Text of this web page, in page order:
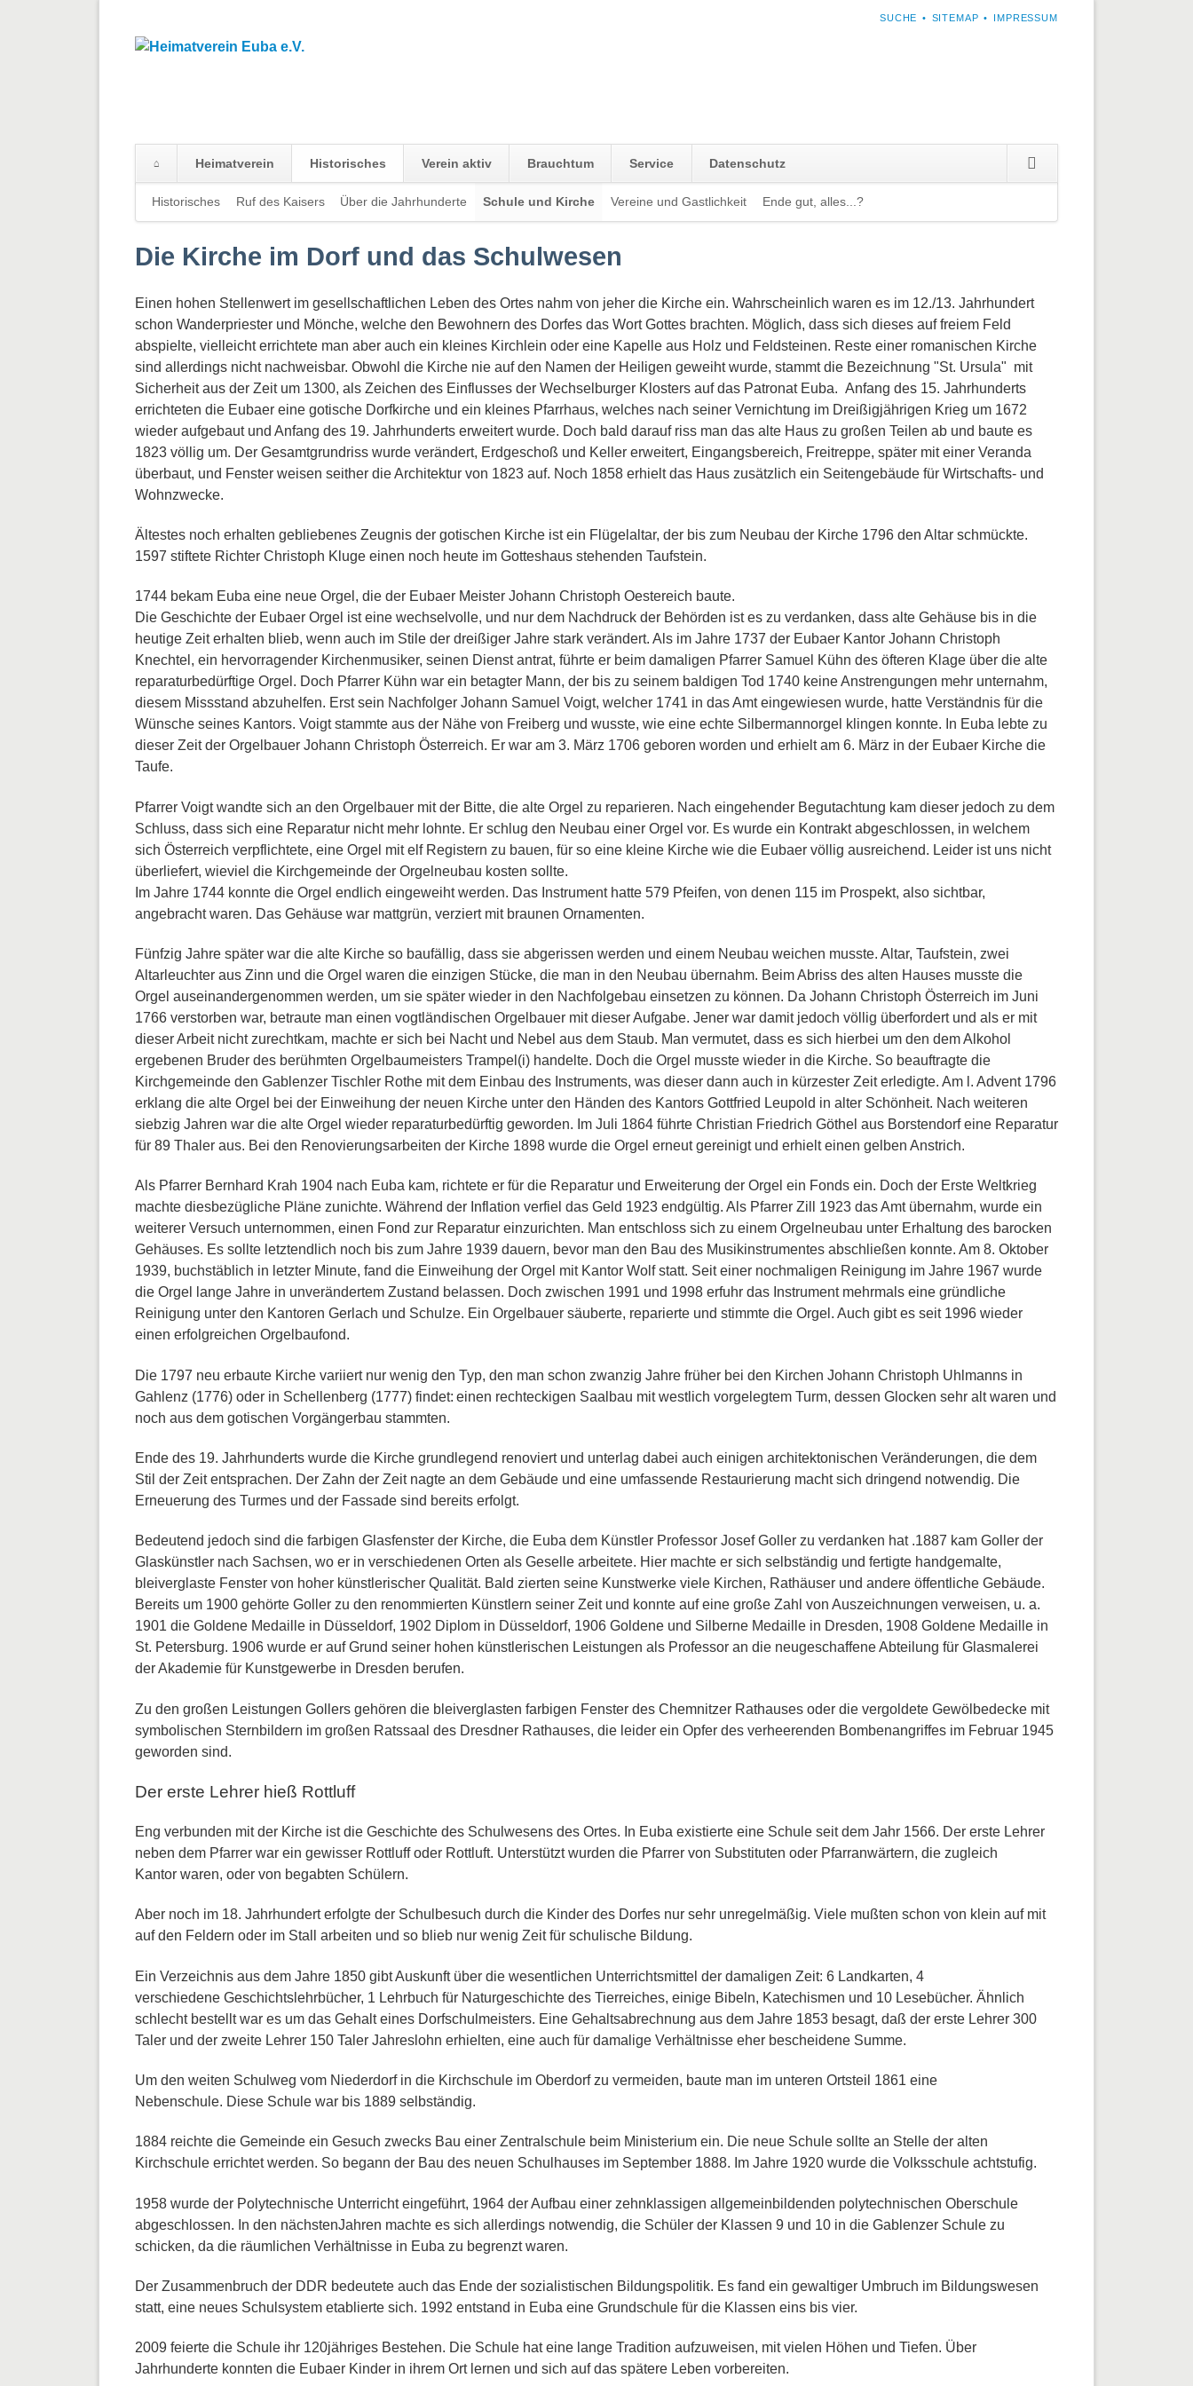
NAVIGATION
SUCHE SITEMAP IMPRESSUM
überspringen
Heimatverein Historisches Verein aktiv Brauchtum Service Datenschutz
überspringen
Historisches Ruf des Kaisers Über die Jahrhunderte Schule und Kirche Vereine und Gastlichkeit Ende gut, alles...?
Die Kirche im Dorf und das Schulwesen
Einen hohen Stellenwert im gesellschaftlichen Leben des Ortes nahm von jeher die Kirche ein. Wahrscheinlich waren es im 12./13. Jahrhundert
schon Wanderpriester und Mönche, welche den Bewohnern des Dorfes das Wort Gottes brachten. Möglich, dass sich dieses auf freiem Feld
abspielte, vielleicht errichtete man aber auch ein kleines Kirchlein oder eine Kapelle aus Holz und Feldsteinen. Reste einer romanischen Kirche
sind allerdings nicht nachweisbar. Obwohl die Kirche nie auf den Namen der Heiligen geweiht wurde, stammt die Bezeichnung "St. Ursula" mit
Sicherheit aus der Zeit um 1300, als Zeichen des Einflusses der Wechselburger Klosters auf das Patronat Euba. Anfang des 15. Jahrhunderts
errichteten die Eubaer eine gotische Dorfkirche und ein kleines Pfarrhaus, welches nach seiner Vernichtung im Dreißigjährigen Krieg um 1672
wieder aufgebaut und Anfang des 19. Jahrhunderts erweitert wurde. Doch bald darauf riss man das alte Haus zu großen Teilen ab und baute es
1823 völlig um. Der Gesamtgrundriss wurde verändert, Erdgeschoß und Keller erweitert, Eingangsbereich, Freitreppe, später mit einer Veranda
überbaut, und Fenster weisen seither die Architektur von 1823 auf. Noch 1858 erhielt das Haus zusätzlich ein Seitengebäude für Wirtschafts- und
Wohnzwecke.
Ältestes noch erhalten gebliebenes Zeugnis der gotischen Kirche ist ein Flügelaltar, der bis zum Neubau der Kirche 1796 den Altar schmückte.
1597 stiftete Richter Christoph Kluge einen noch heute im Gotteshaus stehenden Taufstein.
1744 bekam Euba eine neue Orgel, die der Eubaer Meister Johann Christoph Oestereich baute.
Die Geschichte der Eubaer Orgel ist eine wechselvolle, und nur dem Nachdruck der Behörden ist es zu verdanken, dass alte Gehäuse bis in die
heutige Zeit erhalten blieb, wenn auch im Stile der dreißiger Jahre stark verändert. Als im Jahre 1737 der Eubaer Kantor Johann Christoph
Knechtel, ein hervorragender Kirchenmusiker, seinen Dienst antrat, führte er beim damaligen Pfarrer Samuel Kühn des öfteren Klage über die alte
reparaturbedürftige Orgel. Doch Pfarrer Kühn war ein betagter Mann, der bis zu seinem baldigen Tod 1740 keine Anstrengungen mehr unternahm,
diesem Missstand abzuhelfen. Erst sein Nachfolger Johann Samuel Voigt, welcher 1741 in das Amt eingewiesen wurde, hatte Verständnis für die
Wünsche seines Kantors. Voigt stammte aus der Nähe von Freiberg und wusste, wie eine echte Silbermannorgel klingen konnte. In Euba lebte zu
dieser Zeit der Orgelbauer Johann Christoph Österreich. Er war am 3. März 1706 geboren worden und erhielt am 6. März in der Eubaer Kirche die
Taufe.
Pfarrer Voigt wandte sich an den Orgelbauer mit der Bitte, die alte Orgel zu reparieren. Nach eingehender Begutachtung kam dieser jedoch zu dem
Schluss, dass sich eine Reparatur nicht mehr lohnte. Er schlug den Neubau einer Orgel vor. Es wurde ein Kontrakt abgeschlossen, in welchem
sich Österreich verpflichtete, eine Orgel mit elf Registern zu bauen, für so eine kleine Kirche wie die Eubaer völlig ausreichend. Leider ist uns nicht
überliefert, wieviel die Kirchgemeinde der Orgelneubau kosten sollte.
Im Jahre 1744 konnte die Orgel endlich eingeweiht werden. Das Instrument hatte 579 Pfeifen, von denen 115 im Prospekt, also sichtbar,
angebracht waren. Das Gehäuse war mattgrün, verziert mit braunen Ornamenten.
Fünfzig Jahre später war die alte Kirche so baufällig, dass sie abgerissen werden und einem Neubau weichen musste. Altar, Taufstein, zwei
Altarleuchter aus Zinn und die Orgel waren die einzigen Stücke, die man in den Neubau übernahm. Beim Abriss des alten Hauses musste die
Orgel auseinandergenommen werden, um sie später wieder in den Nachfolgebau einsetzen zu können. Da Johann Christoph Österreich im Juni
1766 verstorben war, betraute man einen vogtländischen Orgelbauer mit dieser Aufgabe. Jener war damit jedoch völlig überfordert und als er mit
dieser Arbeit nicht zurechtkam, machte er sich bei Nacht und Nebel aus dem Staub. Man vermutet, dass es sich hierbei um den dem Alkohol
ergebenen Bruder des berühmten Orgelbaumeisters Trampel(i) handelte. Doch die Orgel musste wieder in die Kirche. So beauftragte die
Kirchgemeinde den Gablenzer Tischler Rothe mit dem Einbau des Instruments, was dieser dann auch in kürzester Zeit erledigte. Am l. Advent 1796
erklang die alte Orgel bei der Einweihung der neuen Kirche unter den Händen des Kantors Gottfried Leupold in alter Schönheit. Nach weiteren
siebzig Jahren war die alte Orgel wieder reparaturbedürftig geworden. Im Juli 1864 führte Christian Friedrich Göthel aus Borstendorf eine Reparatur
für 89 Thaler aus. Bei den Renovierungsarbeiten der Kirche 1898 wurde die Orgel erneut gereinigt und erhielt einen gelben Anstrich.
Als Pfarrer Bernhard Krah 1904 nach Euba kam, richtete er für die Reparatur und Erweiterung der Orgel ein Fonds ein. Doch der Erste Weltkrieg
machte diesbezügliche Pläne zunichte. Während der Inflation verfiel das Geld 1923 endgültig. Als Pfarrer Zill 1923 das Amt übernahm, wurde ein
weiterer Versuch unternommen, einen Fond zur Reparatur einzurichten. Man entschloss sich zu einem Orgelneubau unter Erhaltung des barocken
Gehäuses. Es sollte letztendlich noch bis zum Jahre 1939 dauern, bevor man den Bau des Musikinstrumentes abschließen konnte. Am 8. Oktober
1939, buchstäblich in letzter Minute, fand die Einweihung der Orgel mit Kantor Wolf statt. Seit einer nochmaligen Reinigung im Jahre 1967 wurde
die Orgel lange Jahre in unverändertem Zustand belassen. Doch zwischen 1991 und 1998 erfuhr das Instrument mehrmals eine gründliche
Reinigung unter den Kantoren Gerlach und Schulze. Ein Orgelbauer säuberte, reparierte und stimmte die Orgel. Auch gibt es seit 1996 wieder
einen erfolgreichen Orgelbaufond.
Die 1797 neu erbaute Kirche variiert nur wenig den Typ, den man schon zwanzig Jahre früher bei den Kirchen Johann Christoph Uhlmanns in
Gahlenz (1776) oder in Schellenberg (1777) findet: einen rechteckigen Saalbau mit westlich vorgelegtem Turm, dessen Glocken sehr alt waren und
noch aus dem gotischen Vorgängerbau stammten.
Ende des 19. Jahrhunderts wurde die Kirche grundlegend renoviert und unterlag dabei auch einigen architektonischen Veränderungen, die dem
Stil der Zeit entsprachen. Der Zahn der Zeit nagte an dem Gebäude und eine umfassende Restaurierung macht sich dringend notwendig. Die
Erneuerung des Turmes und der Fassade sind bereits erfolgt.
Bedeutend jedoch sind die farbigen Glasfenster der Kirche, die Euba dem Künstler Professor Josef Goller zu verdanken hat .1887 kam Goller der
Glaskünstler nach Sachsen, wo er in verschiedenen Orten als Geselle arbeitete. Hier machte er sich selbständig und fertigte handgemalte,
bleiverglaste Fenster von hoher künstlerischer Qualität. Bald zierten seine Kunstwerke viele Kirchen, Rathäuser und andere öffentliche Gebäude.
Bereits um 1900 gehörte Goller zu den renommierten Künstlern seiner Zeit und konnte auf eine große Zahl von Auszeichnungen verweisen, u. a.
1901 die Goldene Medaille in Düsseldorf, 1902 Diplom in Düsseldorf, 1906 Goldene und Silberne Medaille in Dresden, 1908 Goldene Medaille in
St. Petersburg. 1906 wurde er auf Grund seiner hohen künstlerischen Leistungen als Professor an die neugeschaffene Abteilung für Glasmalerei
der Akademie für Kunstgewerbe in Dresden berufen.
Zu den großen Leistungen Gollers gehören die bleiverglasten farbigen Fenster des Chemnitzer Rathauses oder die vergoldete Gewölbedecke mit
symbolischen Sternbildern im großen Ratssaal des Dresdner Rathauses, die leider ein Opfer des verheerenden Bombenangriffes im Februar 1945
geworden sind.
Der erste Lehrer hieß Rottluff
Eng verbunden mit der Kirche ist die Geschichte des Schulwesens des Ortes. In Euba existierte eine Schule seit dem Jahr 1566. Der erste Lehrer
neben dem Pfarrer war ein gewisser Rottluff oder Rottluft. Unterstützt wurden die Pfarrer von Substituten oder Pfarranwärtern, die zugleich
Kantor waren, oder von begabten Schülern.
Aber noch im 18. Jahrhundert erfolgte der Schulbesuch durch die Kinder des Dorfes nur sehr unregelmäßig. Viele mußten schon von klein auf mit
auf den Feldern oder im Stall arbeiten und so blieb nur wenig Zeit für schulische Bildung.
Ein Verzeichnis aus dem Jahre 1850 gibt Auskunft über die wesentlichen Unterrichtsmittel der damaligen Zeit: 6 Landkarten, 4
verschiedene Geschichtslehrbücher, 1 Lehrbuch für Naturgeschichte des Tierreiches, einige Bibeln, Katechismen und 10 Lesebücher. Ähnlich
schlecht bestellt war es um das Gehalt eines Dorfschulmeisters. Eine Gehaltsabrechnung aus dem Jahre 1853 besagt, daß der erste Lehrer 300
Taler und der zweite Lehrer 150 Taler Jahreslohn erhielten, eine auch für damalige Verhältnisse eher bescheidene Summe.
Um den weiten Schulweg vom Niederdorf in die Kirchschule im Oberdorf zu vermeiden, baute man im unteren Ortsteil 1861 eine
Nebenschule. Diese Schule war bis 1889 selbständig.
1884 reichte die Gemeinde ein Gesuch zwecks Bau einer Zentralschule beim Ministerium ein. Die neue Schule sollte an Stelle der alten
Kirchschule errichtet werden. So begann der Bau des neuen Schulhauses im September 1888. Im Jahre 1920 wurde die Volksschule achtstufig.
1958 wurde der Polytechnische Unterricht eingeführt, 1964 der Aufbau einer zehnklassigen allgemeinbildenden polytechnischen Oberschule
abgeschlossen. In den nächstenJahren machte es sich allerdings notwendig, die Schüler der Klassen 9 und 10 in die Gablenzer Schule zu
schicken, da die räumlichen Verhältnisse in Euba zu begrenzt waren.
Der Zusammenbruch der DDR bedeutete auch das Ende der sozialistischen Bildungspolitik. Es fand ein gewaltiger Umbruch im Bildungswesen
statt, eine neues Schulsystem etablierte sich. 1992 entstand in Euba eine Grundschule für die Klassen eins bis vier.
2009 feierte die Schule ihr 120jähriges Bestehen. Die Schule hat eine lange Tradition aufzuweisen, mit vielen Höhen und Tiefen. Über
Jahrhunderte konnten die Eubaer Kinder in ihrem Ort lernen und sich auf das spätere Leben vorbereiten.